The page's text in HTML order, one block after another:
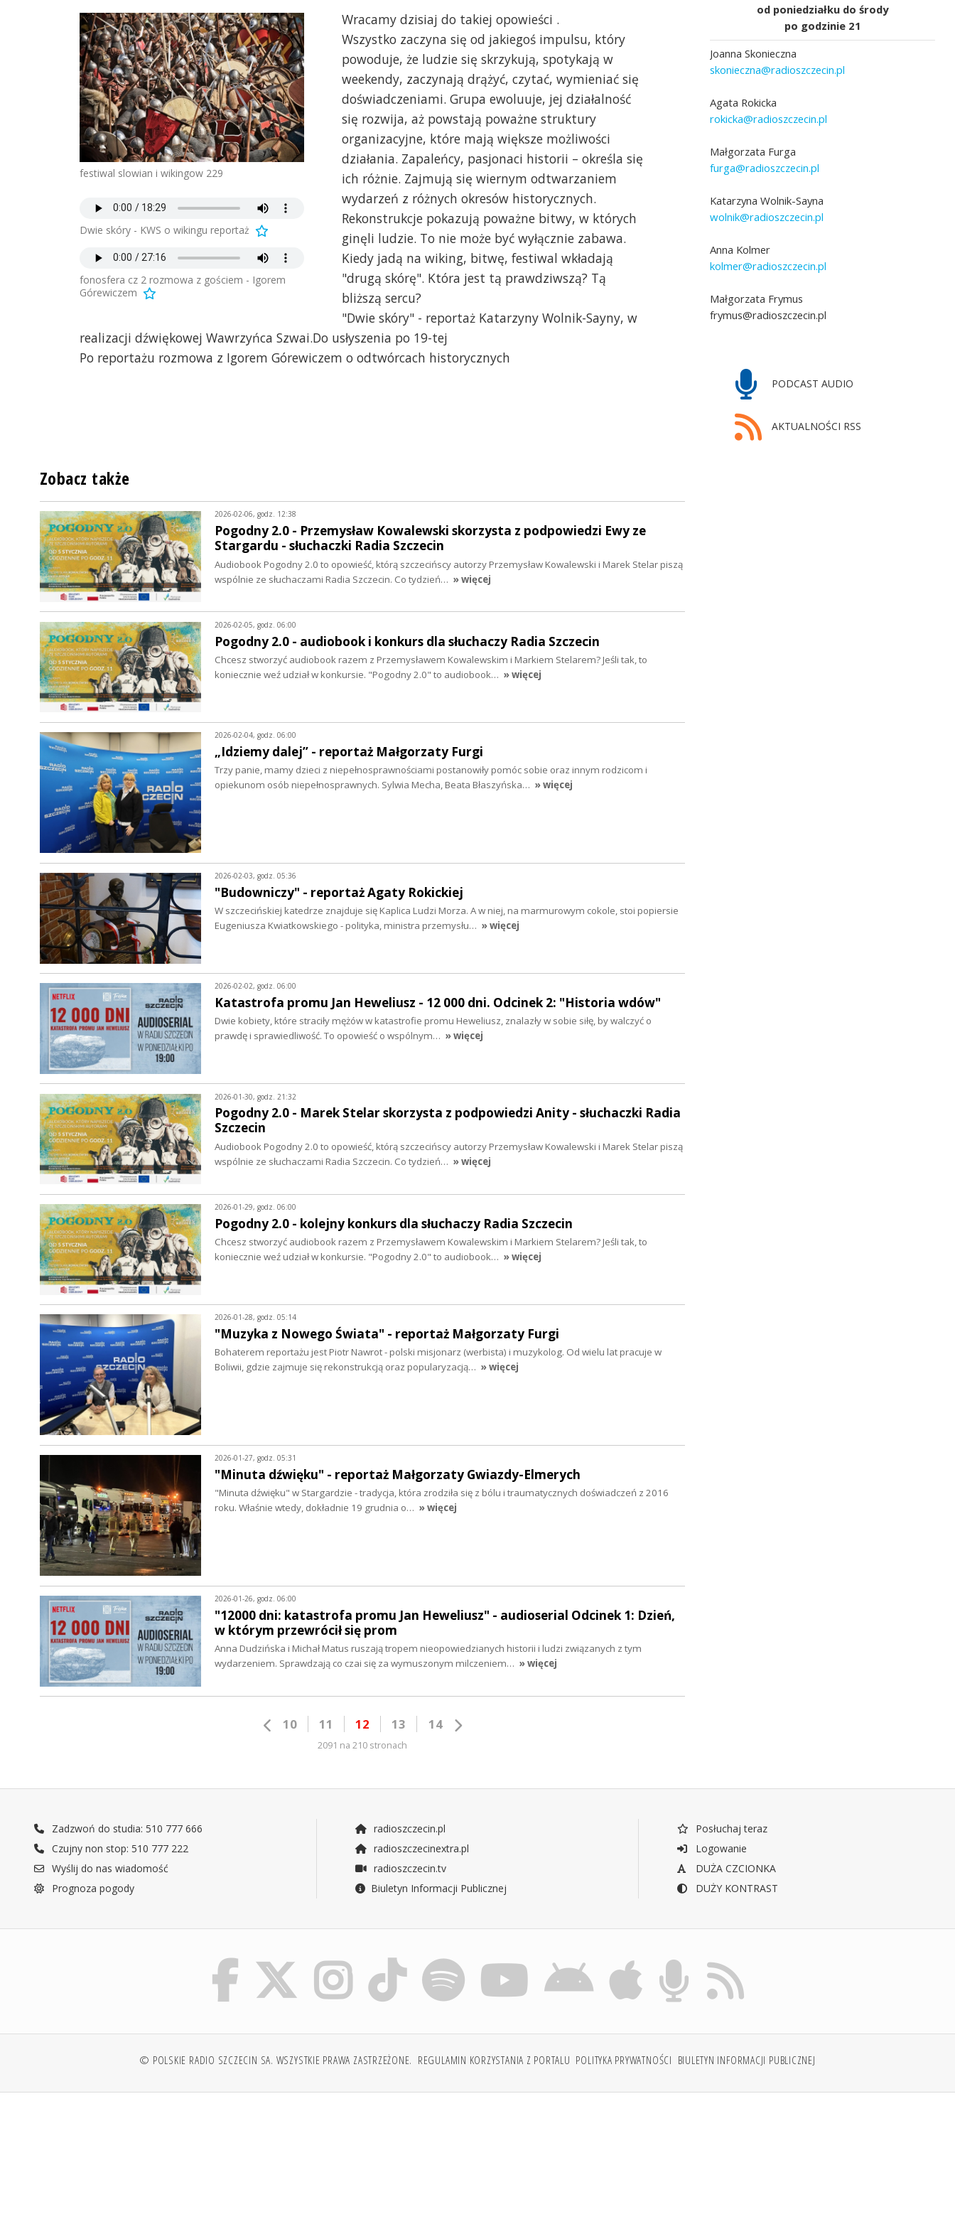
festiwal slowian i wikingow 229
Dwie skóry - KWS o wikingu reportaż
fonosfera cz 2 rozmowa z gościem - Igorem
Górewiczem
Wracamy dzisiaj do takiej opowieści .
Wszystko zaczyna się od jakiegoś impulsu, który
powoduje, że ludzie się skrzykują, spotykają w
weekendy, zaczynają drążyć, czytać, wymieniać się
doświadczeniami. Grupa ewoluuje, jej działalność
się rozwija, aż powstają poważne struktury
organizacyjne, które mają większe możliwości
działania. Zapaleńcy, pasjonaci historii – określa się
ich różnie. Zajmują się wiernym odtwarzaniem
wydarzeń z różnych okresów historycznych.
Rekonstrukcje pokazują poważne bitwy, w których
ginęli ludzie. To nie może być wyłącznie zabawa.
Kiedy jadą na wiking, bitwę, festiwal wkładają
"drugą skórę". Która jest tą prawdziwszą? Tą
bliższą sercu?
"Dwie skóry" - reportaż Katarzyny Wolnik-Sayny, w
realizacji dźwiękowej Wawrzyńca Szwai.Do usłyszenia po 19-tej
Po reportażu rozmowa z Igorem Górewiczem o odtwórcach historycznych
od poniedziałku do środy
po godzinie 21
Joanna Skonieczna
skonieczna@radioszczecin.pl
Agata Rokicka
rokicka@radioszczecin.pl
Małgorzata Furga
furga@radioszczecin.pl
Katarzyna Wolnik-Sayna
wolnik@radioszczecin.pl
Anna Kolmer
kolmer@radioszczecin.pl
Małgorzata Frymus
frymus@radioszczecin.pl
PODCAST AUDIO
AKTUALNOŚCI RSS
Zobacz także
2026-02-06, godz. 12:38
Pogodny 2.0 - Przemysław Kowalewski skorzysta z podpowiedzi Ewy ze
Stargardu - słuchaczki Radia Szczecin
Audiobook Pogodny 2.0 to opowieść, którą szczecińscy autorzy Przemysław Kowalewski i Marek Stelar piszą
wspólnie ze słuchaczami Radia Szczecin. Co tydzień… » więcej
2026-02-05, godz. 06:00
Pogodny 2.0 - audiobook i konkurs dla słuchaczy Radia Szczecin
Chcesz stworzyć audiobook razem z Przemysławem Kowalewskim i Markiem Stelarem? Jeśli tak, to
koniecznie weź udział w konkursie. "Pogodny 2.0" to audiobook… » więcej
2026-02-04, godz. 06:00
„Idziemy dalej” - reportaż Małgorzaty Furgi
Trzy panie, mamy dzieci z niepełnosprawnościami postanowiły pomóc sobie oraz innym rodzicom i
opiekunom osób niepełnosprawnych. Sylwia Mecha, Beata Błaszyńska… » więcej
2026-02-03, godz. 05:36
"Budowniczy" - reportaż Agaty Rokickiej
W szczecińskiej katedrze znajduje się Kaplica Ludzi Morza. A w niej, na marmurowym cokole, stoi popiersie
Eugeniusza Kwiatkowskiego - polityka, ministra przemysłu… » więcej
2026-02-02, godz. 06:00
Katastrofa promu Jan Heweliusz - 12 000 dni. Odcinek 2: "Historia wdów"
Dwie kobiety, które straciły mężów w katastrofie promu Heweliusz, znalazły w sobie siłę, by walczyć o
prawdę i sprawiedliwość. To opowieść o wspólnym… » więcej
2026-01-30, godz. 21:32
Pogodny 2.0 - Marek Stelar skorzysta z podpowiedzi Anity - słuchaczki Radia
Szczecin
Audiobook Pogodny 2.0 to opowieść, którą szczecińscy autorzy Przemysław Kowalewski i Marek Stelar piszą
wspólnie ze słuchaczami Radia Szczecin. Co tydzień… » więcej
2026-01-29, godz. 06:00
Pogodny 2.0 - kolejny konkurs dla słuchaczy Radia Szczecin
Chcesz stworzyć audiobook razem z Przemysławem Kowalewskim i Markiem Stelarem? Jeśli tak, to
koniecznie weź udział w konkursie. "Pogodny 2.0" to audiobook… » więcej
2026-01-28, godz. 05:14
"Muzyka z Nowego Świata" - reportaż Małgorzaty Furgi
Bohaterem reportażu jest Piotr Nawrot - polski misjonarz (werbista) i muzykolog. Od wielu lat pracuje w
Boliwii, gdzie zajmuje się rekonstrukcją oraz popularyzacją… » więcej
2026-01-27, godz. 05:31
"Minuta dźwięku" - reportaż Małgorzaty Gwiazdy-Elmerych
"Minuta dźwięku" w Stargardzie - tradycja, która zrodziła się z bólu i traumatycznych doświadczeń z 2016
roku. Właśnie wtedy, dokładnie 19 grudnia o… » więcej
2026-01-26, godz. 06:00
"12000 dni: katastrofa promu Jan Heweliusz" - audioserial Odcinek 1: Dzień,
w którym przewrócił się prom
Anna Dudzińska i Michał Matus ruszają tropem nieopowiedzianych historii i ludzi związanych z tym
wydarzeniem. Sprawdzają co czai się za wymuszonym milczeniem… » więcej
10 11 12 13 14
2091 na 210 stronach
Zadzwoń do studia: 510 777 666
Czujny non stop: 510 777 222
Wyślij do nas wiadomość
Prognoza pogody
radioszczecin.pl
radioszczecinextra.pl
radioszczecin.tv
Biuletyn Informacji Publicznej
Posłuchaj teraz
Logowanie
DUŻA CZCIONKA
DUŻY KONTRAST
© POLSKIE RADIO SZCZECIN SA. WSZYSTKIE PRAWA ZASTRZEŻONE. REGULAMIN KORZYSTANIA Z PORTALU POLITYKA PRYWATNOŚCI BIULETYN INFORMACJI PUBLICZNEJ